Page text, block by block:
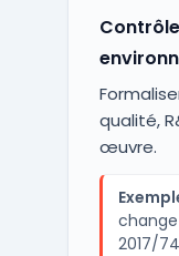
qualité,
œuvre.
change
2017/